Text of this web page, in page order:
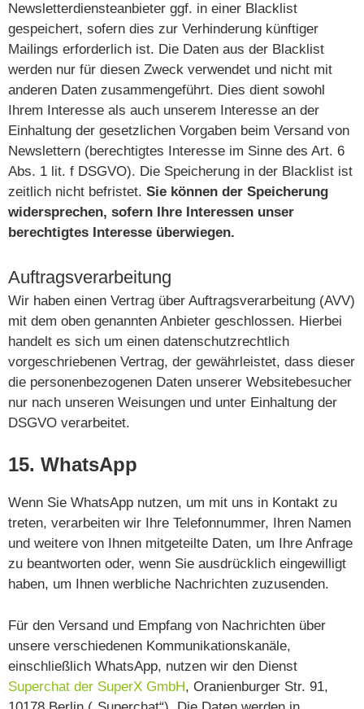
Newsletterdiensteanbieter ggf. in einer Blacklist
gespeichert, sofern dies zur Verhinderung künftiger
Mailings erforderlich ist. Die Daten aus der Blacklist
werden nur für diesen Zweck verwendet und nicht mit
anderen Daten zusammengeführt. Dies dient sowohl
Ihrem Interesse als auch unserem Interesse an der
Einhaltung der gesetzlichen Vorgaben beim Versand von
Newslettern (berechtigtes Interesse im Sinne des Art. 6
Abs. 1 lit. f DSGVO). Die Speicherung in der Blacklist ist
zeitlich nicht befristet. Sie können der Speicherung
widersprechen, sofern Ihre Interessen unser
berechtigtes Interesse überwiegen.
Auftragsverarbeitung
Wir haben einen Vertrag über Auftragsverarbeitung (AVV)
mit dem oben genannten Anbieter geschlossen. Hierbei
handelt es sich um einen datenschutzrechtlich
vorgeschriebenen Vertrag, der gewährleistet, dass dieser
die personenbezogenen Daten unserer Websitebesucher
nur nach unseren Weisungen und unter Einhaltung der
DSGVO verarbeitet.
15. WhatsApp
Wenn Sie WhatsApp nutzen, um mit uns in Kontakt zu
treten, verarbeiten wir Ihre Telefonnummer, Ihren Namen
und weitere von Ihnen mitgeteilte Daten, um Ihre Anfrage
zu beantworten oder, wenn Sie ausdrücklich eingewilligt
haben, um Ihnen werbliche Nachrichten zuzusenden.
Für den Versand und Empfang von Nachrichten über
unsere verschiedenen Kommunikationskanäle,
einschließlich WhatsApp, nutzen wir den Dienst
Superchat der SuperX GmbH, Oranienburger Str. 91,